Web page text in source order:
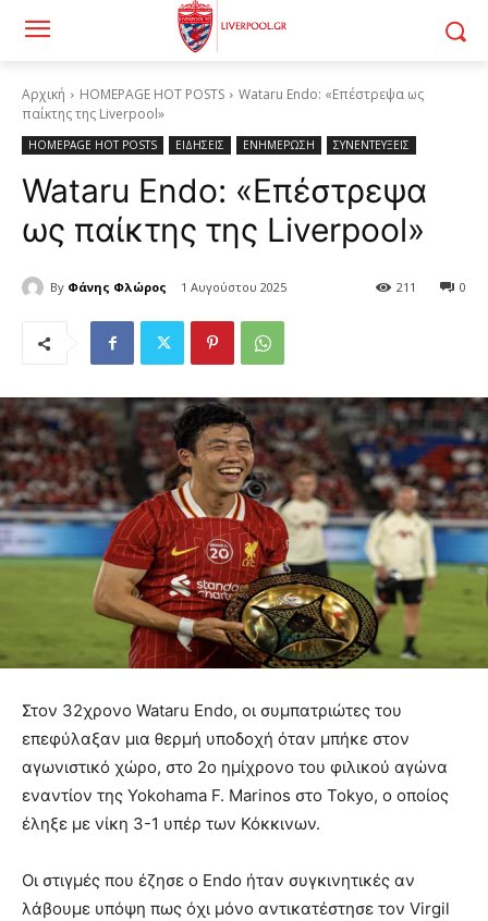
Αρχική HOMEPAGE HOT POSTS
Wataru Endo: «Επέστρεψα ως
παίκτης της Liverpool»
HOMEPAGE HOT POSTS ΕΙΔΗΣΕΙΣ ΕΝΗΜΕΡΩΣΗ ΣΥΝΕΝΤΕΥΞΕΙΣ
Wataru Endo: «Επέστρεψα
ως παίκτης της Liverpool»
By Φάνης Φλώρος 1 Αυγούστου 2025 0
211
Στον 32χρονο Wataru Endo, οι συμπατριώτες του
επεφύλαξαν μια θερμή υποδοχή όταν μπήκε στον
αγωνιστικό χώρο, στο 2ο ημίχρονο του φιλικού αγώνα
εναντίον της Yokohama F. Marinos στο Tokyo, ο οποίος
έληξε με νίκη 3-1 υπέρ των Κόκκινων.
Οι στιγμές που έζησε ο Endo ήταν συγκινητικές αν
λάβουμε υπόψη πως όχι μόνο αντικατέστησε τον Virgil